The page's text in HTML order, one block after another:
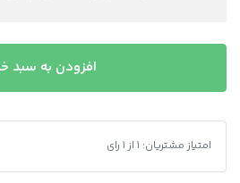
لایه
باز
پاسپورت
افزودن به سبد
دانلود فایل لایه باز پاسپورت سوئیس
امتیاز مشتریان: 1 از1 رای